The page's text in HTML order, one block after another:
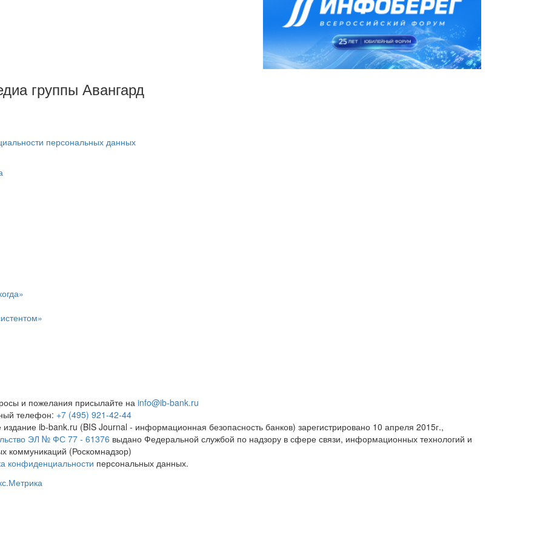
группы Авангард
персональных данных
и пожелания присылайте на info@ib-bank.ru
телефон: +7 (495) 921-42-44
издание ib-bank.ru (BIS Journal - информационная безопасность банков) зарегистрировано 10 апреля 2015г.,
ЭЛ № ФС 77 - 61376 выдано Федеральной службой по надзору в сфере связи, информационных технологий и
коммуникаций (Роскомнадзор)
конфиденциальности персональных данных.